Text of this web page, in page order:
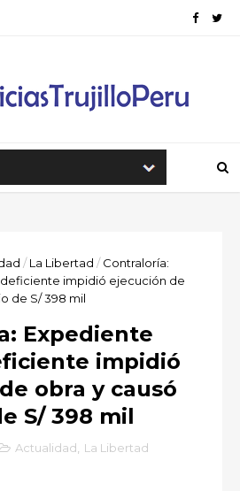
/ La Libertad / Contraloría:
impidió ejecución de
de S/ 398 mil
Expediente
impidió
obra y causó
S/ 398 mil
Actualidad La Libertad